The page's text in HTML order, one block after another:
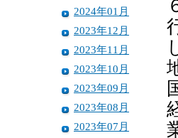
2024年01月
2023年12月
2023年11月
2023年10月
2023年09月
2023年08月
2023年07月